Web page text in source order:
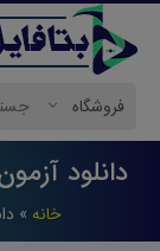
دانلود
خانه »